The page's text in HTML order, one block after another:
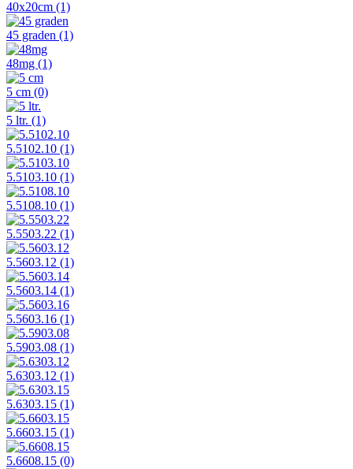
40x20cm (1)
45 graden (1)
48mg (1)
5 cm (0)
5 ltr. (1)
5.5102.10 (1)
5.5103.10 (1)
5.5108.10 (1)
5.5503.22 (1)
5.5603.12 (1)
5.5603.14 (1)
5.5603.16 (1)
5.5903.08 (1)
5.6303.12 (1)
5.6303.15 (1)
5.6603.15 (1)
5.6608.15 (0)